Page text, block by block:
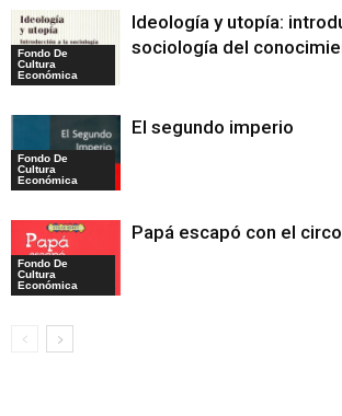
Fondo De
Cultura
Económica
Ideología y utopía:
sociología del
Fondo De
Cultura
Económica
El segundo imperio
Fondo De
Cultura
Económica
Papá escapó con el circo